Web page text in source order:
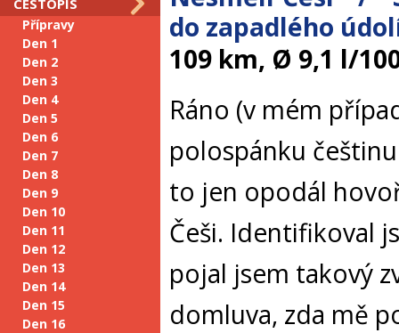
CESTOPIS
Přípravy
Den 1
Den 2
Den 3
Den 4
Den 5
Den 6
Den 7
Den 8
Den 9
Den 10
Den 11
Den 12
Den 13
Den 14
Den 15
Den 16
do zapadlého
109 km, Ø 9,1 l/
Ráno (v mém
polospánku
to jen opodál
Češi. Identifikoval
pojal jsem takový
domluva, zda mě